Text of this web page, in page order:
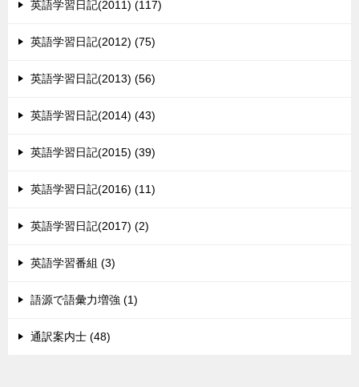
英語学習日記(2011) (117)
英語学習日記(2012) (75)
英語学習日記(2013) (56)
英語学習日記(2014) (43)
英語学習日記(2015) (39)
英語学習日記(2016) (11)
英語学習日記(2017) (2)
英語学習番組 (3)
語源で語彙力増強 (1)
通訳案内士 (48)